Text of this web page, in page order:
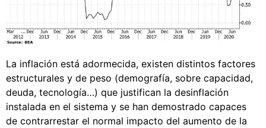
La inflación está adormecida, existen distintos factores
estructurales y de peso (demografía, sobre capacidad,
deuda, tecnología…) que justifican la desinflación
instalada en el sistema y se han demostrado capaces
de contrarrestar el normal impacto del aumento de la